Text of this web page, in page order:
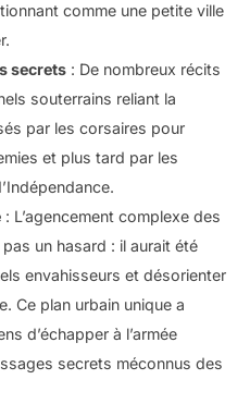
comme une petite ville
secrets : De nombreux récits
souterrains reliant la
par les corsaires pour
et plus tard par les
: L’agencement complexe des
un hasard : il aurait été
envahisseurs et désorienter
Ce plan urbain unique a
d’échapper à l’armée
secrets méconnus des